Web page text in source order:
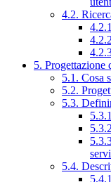
4.2.
5. Progettazione
5.1. Cosa
5.2.
5.3.
5.4.